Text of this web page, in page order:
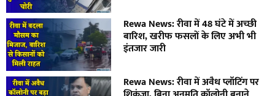
Rewa News: रीवा में 48 घंटे में अच्छी
बारिश, खरीफ फसलों के लिए अभी भी
इंतजार जारी
Rewa News: रीवा में अवैध प्लॉटिंग पर